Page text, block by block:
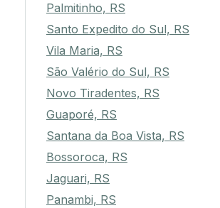
Palmitinho, RS
Santo Expedito do Sul, RS
Vila Maria, RS
São Valério do Sul, RS
Novo Tiradentes, RS
Guaporé, RS
Santana da Boa Vista, RS
Bossoroca, RS
Jaguari, RS
Panambi, RS